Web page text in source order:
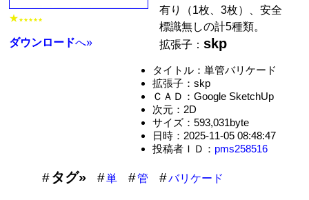
★ ★★★★★
ダウンロードへ»
有り（1枚、3枚）、安全
標識無しの計5種類。
拡張子：skp
タイトル：単管バリケード
拡張子：skp
ＣＡＤ：Google SketchUp
次元：2D
サイズ：593,031byte
日時：2025-11-05 08:48:47
投稿者ＩＤ： pms258516
タグ» 単 管 バリケード